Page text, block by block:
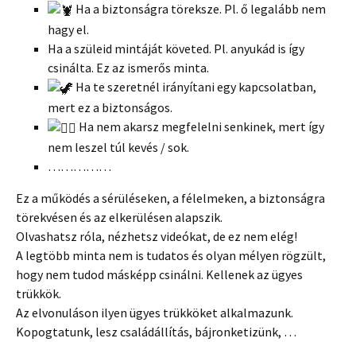
Ha a biztonságra töreksze. Pl. ő legalább nem
hagy el.
Ha a szüleid mintáját követed. Pl. anyukád is így
csinálta. Ez az ismerős minta.
Ha te szeretnél irányítani egy kapcsolatban,
mert ez a biztonságos.
Ha nem akarsz megfelelni senkinek, mert így
nem leszel túl kevés / sok.
……………
Ez a működés a sérüléseken, a félelmeken, a biztonságra
törekvésen és az elkerülésen alapszik.
Olvashatsz róla, nézhetsz videókat, de ez nem elég!
A legtöbb minta nem is tudatos és olyan mélyen rögzült,
hogy nem tudod másképp csinálni. Kellenek az ügyes
trükkök.
Az elvonuláson ilyen ügyes trükköket alkalmazunk.
Kopogtatunk, lesz családállítás, bájronketizünk, …